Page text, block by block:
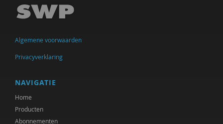
Joachim Duyndam
Maxime Essers
Dr. Gaby Jacobs
Bert Garssen
Marjorieke Glaudemans
Andrè Hielkema
Algemene voorwaarden
Privacyverklaring
NAVIGATIE
Home
Producten
Abonnementen